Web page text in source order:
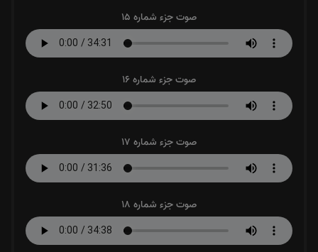
صوت جزء شماره 15
صوت جزء شماره 16
صوت جزء شماره 17
صوت جزء شماره 18